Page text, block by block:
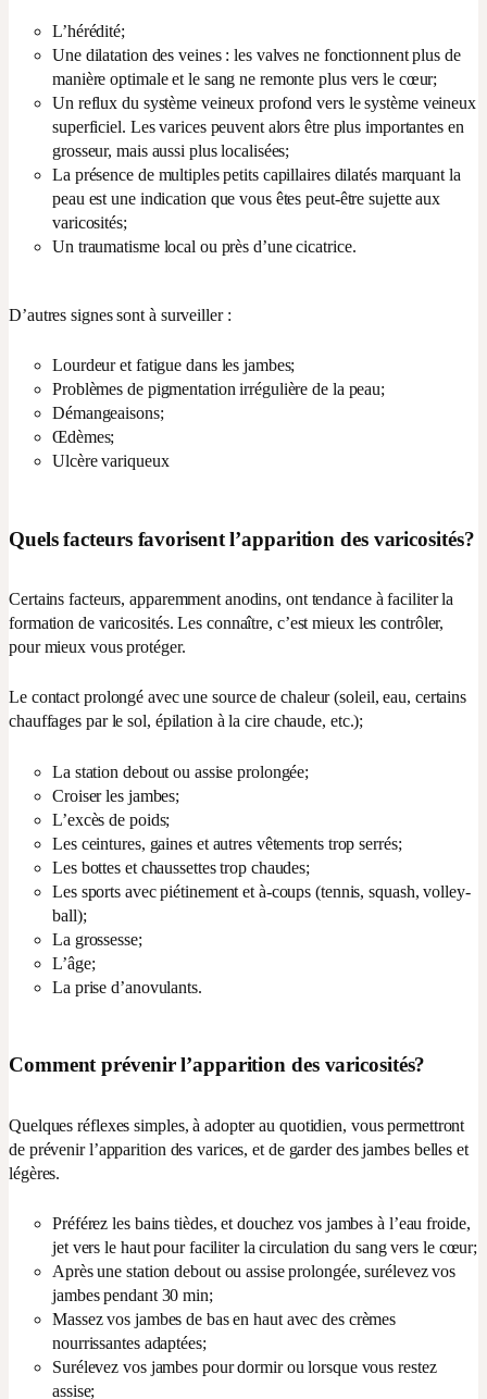
L’hérédité;
Une dilatation des veines : les valves ne fonctionnent plus de
manière optimale et le sang ne remonte plus vers le cœur;
Un reflux du système veineux profond vers le système veineux
superficiel. Les varices peuvent alors être plus importantes en
grosseur, mais aussi plus localisées;
La présence de multiples petits capillaires dilatés marquant la
peau est une indication que vous êtes peut-être sujette aux
varicosités;
Un traumatisme local ou près d’une cicatrice.
D’autres signes sont à surveiller :
Lourdeur et fatigue dans les jambes;
Problèmes de pigmentation irrégulière de la peau;
Démangeaisons;
Œdèmes;
Ulcère variqueux
Quels facteurs favorisent l’apparition des varicosités?
Certains facteurs, apparemment anodins, ont tendance à faciliter la
formation de varicosités. Les connaître, c’est mieux les contrôler,
pour mieux vous protéger.
Le contact prolongé avec une source de chaleur (soleil, eau, certains
chauffages par le sol, épilation à la cire chaude, etc.);
La station debout ou assise prolongée;
Croiser les jambes;
L’excès de poids;
Les ceintures, gaines et autres vêtements trop serrés;
Les bottes et chaussettes trop chaudes;
Les sports avec piétinement et à-coups (tennis, squash, volley-
ball);
La grossesse;
L’âge;
La prise d’anovulants.
Comment prévenir l’apparition des varicosités?
Quelques réflexes simples, à adopter au quotidien, vous permettront
de prévenir l’apparition des varices, et de garder des jambes belles et
légères.
Préférez les bains tièdes, et douchez vos jambes à l’eau froide,
jet vers le haut pour faciliter la circulation du sang vers le cœur;
Après une station debout ou assise prolongée, surélevez vos
jambes pendant 30 min;
Massez vos jambes de bas en haut avec des crèmes
nourrissantes adaptées;
Surélevez vos jambes pour dormir ou lorsque vous restez
assise;